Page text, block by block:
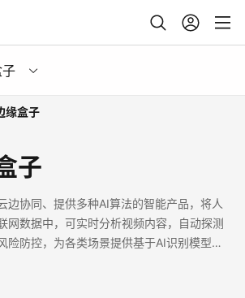
缘盒子
子
边协同、提供多种AI算法的智能产品，将人
网数据中，可实时分析视频内容，自动探测
险防控，为各类场景提供基于AI识别模型的